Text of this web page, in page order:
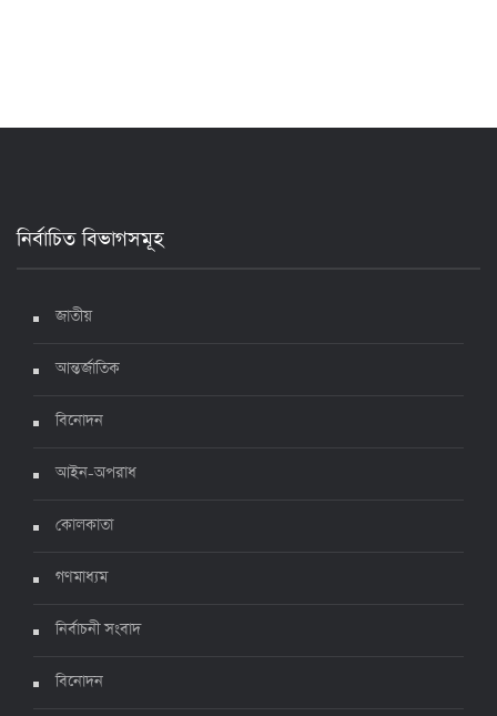
নির্বাচিত বিভাগসমূহ
জাতীয়
আন্তর্জাতিক
বিনোদন
আইন-অপরাধ
কোলকাতা
গণমাধ্যম
নির্বাচনী সংবাদ
বিনোদন